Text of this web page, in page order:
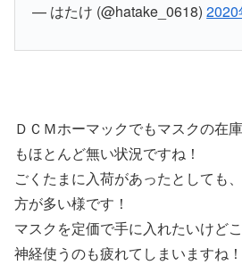
— はたけ (@hatake_0618)2020
ＤＣＭホーマックでもマスクの在
もほとんど無い状況ですね！
ごくたまに入荷があったとしても
方が多い様です！
マスクを定価で手に入れたいけど
神経使うのも疲れてしまいますね！